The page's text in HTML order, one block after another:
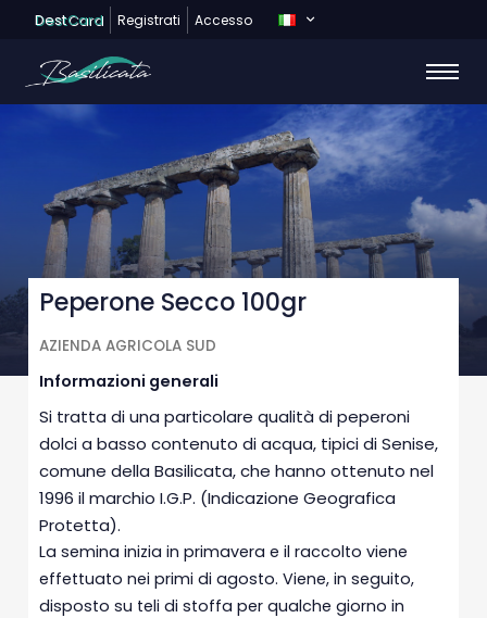
DestCard Registrati Accesso
Peperone Secco 100gr
AZIENDA AGRICOLA SUD
Informazioni generali
Si tratta di una particolare qualità di peperoni
dolci a basso contenuto di acqua, tipici di Senise,
comune della Basilicata, che hanno ottenuto nel
1996 il marchio I.G.P. (Indicazione Geografica
Protetta).
La semina inizia in primavera e il raccolto viene
effettuato nei primi di agosto. Viene, in seguito,
disposto su teli di stoffa per qualche giorno in